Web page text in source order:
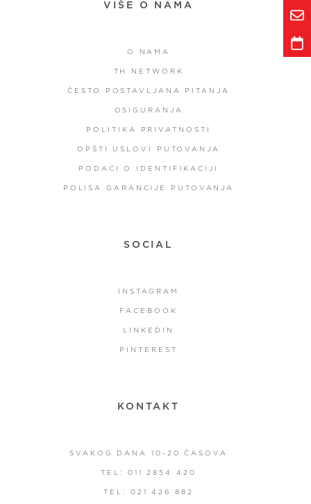
VIŠE O NAMA
O NAMA
TH NETWORK
ČESTO POSTAVLJANA PITANJA
OSIGURANJA
POLITIKA PRIVATNOSTI
OPŠTI USLOVI PUTOVANJA
PODACI O IDENTIFIKACIJI
POLISA GARANCIJE PUTOVANJA
SOCIAL
INSTAGRAM
FACEBOOK
LINKEDIN
PINTEREST
KONTAKT
SVAKOG DANA 10-20 ČASOVA
TEL: 011 2854 420
TEL: 021 426 882